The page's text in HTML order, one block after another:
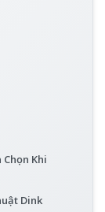
Khi
Dink